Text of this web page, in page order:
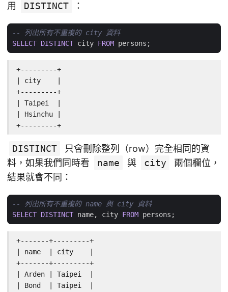
用
DISTINCT ：
SELECT DISTINCT city FROM persons ;
+---------+
| city    |
+---------+
| Taipei  |
| Hsinchu |
+---------+
DISTINCT
只會刪除整列（row）完全相同的資
料，如果我們同時看
name 與 city
兩個欄位，
結果就會不同：
SELECT DISTINCT name, city FROM persons ;
+-------+---------+
| name  | city    |
+-------+---------+
| Arden | Taipei  |
| Bond  | Taipei  |